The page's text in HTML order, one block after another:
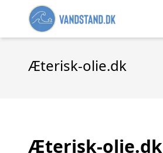
Æterisk-olie.dk
Æterisk-olie.dk